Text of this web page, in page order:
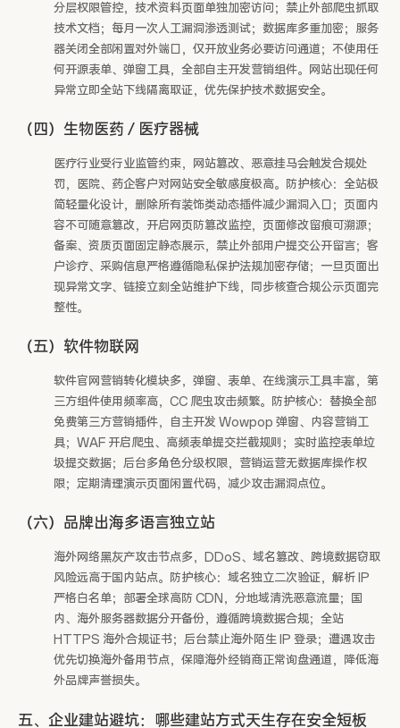
分层权限管控，技术资料页面单独加密访问；禁止外部爬虫抓取
技术文档；每月一次人工漏洞渗透测试；数据库多重加密；服务
器关闭全部闲置对外端口，仅开放业务必要访问通道；不使用任
何开源表单、弹窗工具，全部自主开发营销组件。网站出现任何
异常立即全站下线隔离取证，优先保护技术数据安全。
（四）生物医药 / 医疗器械
医疗行业受行业监管约束，网站篡改、恶意挂马会触发合规处
罚，医院、药企客户对网站安全敏感度极高。防护核心：全站极
简轻量化设计，删除所有装饰类动态插件减少漏洞入口；页面内
容不可随意篡改，开启网页防篡改监控，页面修改留痕可溯源；
备案、资质页面固定静态展示，禁止外部用户提交公开留言；客
户诊疗、采购信息严格遵循隐私保护法规加密存储；一旦页面出
现异常文字、链接立刻全站维护下线，同步核查合规公示页面完
整性。
（五）软件物联网
软件官网营销转化模块多，弹窗、表单、在线演示工具丰富，第
三方组件使用频率高，CC 爬虫攻击频繁。防护核心：替换全部
免费第三方营销插件，自主开发 Wowpop 弹窗、内容营销工
具；WAF 开启爬虫、高频表单提交拦截规则；实时监控表单垃
圾提交数据；后台多角色分级权限，营销运营无数据库操作权
限；定期清理演示页面闲置代码，减少攻击漏洞点位。
（六）品牌出海多语言独立站
海外网络黑灰产攻击节点多，DDoS、域名篡改、跨境数据窃取
风险远高于国内站点。防护核心：域名独立二次验证，解析 IP
严格白名单；部署全球高防 CDN，分地域清洗恶意流量；国
内、海外服务器数据分开备份，遵循跨境数据合规；全站
HTTPS 海外合规证书；后台禁止海外陌生 IP 登录；遭遇攻击
优先切换海外备用节点，保障海外经销商正常询盘通道，降低海
外品牌声誉损失。
五、企业建站避坑：哪些建站方式天生存在安全短板